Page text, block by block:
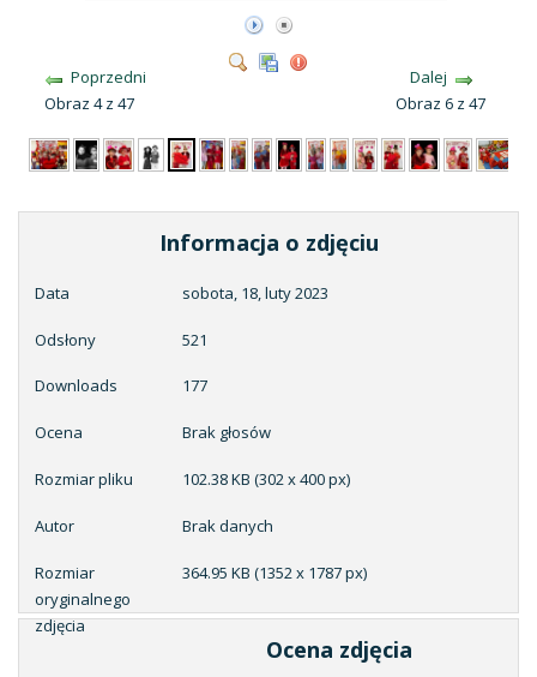
Poprzedni
Obraz 4 z 47
Dalej
Obraz 6 z 47
Informacja o zdjęciu
Data sobota, 18, luty 2023
Odsłony 521
Downloads 177
Ocena Brak głosów
Rozmiar pliku 102.38 KB (302 x 400 px)
Autor Brak danych
Rozmiar
oryginalnego
zdjęcia
364.95 KB (1352 x 1787 px)
Ocena zdjęcia